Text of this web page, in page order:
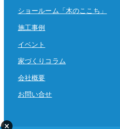
ショールーム「木のここち」
施工事例
イベント
家づくりコラム
会社概要
お問い合せ